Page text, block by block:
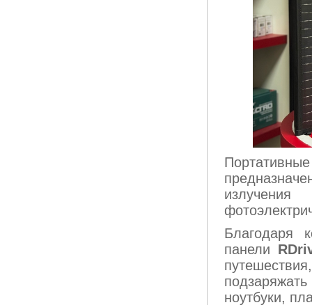
Благодаря
панели
ноутбуки,